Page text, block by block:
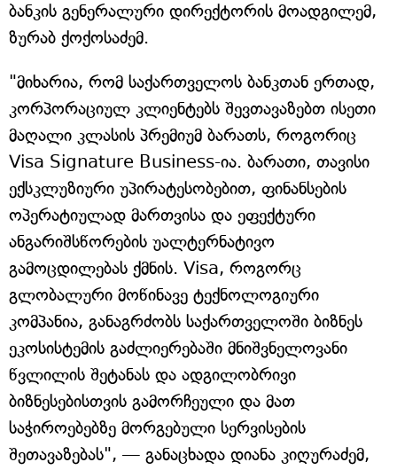
ბანკის გენერალური დირექტორის მოადგილემ,
ზურაბ ქოქოსაძემ.
"მიხარია, რომ საქართველოს ბანკთან ერთად,
კორპორაციულ კლიენტებს შევთავაზებთ ისეთი
მაღალი კლასის პრემიუმ ბარათს, როგორიც
Visa Signature Business-ია. ბარათი, თავისი
ექსკლუზიური უპირატესობებით, ფინანსების
ოპერატიულად მართვისა და ეფექტური
ანგარიშსწორების უალტერნატივო
გამოცდილებას ქმნის. Visa, როგორც
გლობალური მოწინავე ტექნოლოგიური
კომპანია, განაგრძობს საქართველოში ბიზნეს
ეკოსისტემის გაძლიერებაში მნიშვნელოვანი
წვლილის შეტანას და ადგილობრივი
ბიზნესებისთვის გამორჩეული და მათ
საჭიროებებზე მორგებული სერვისების
შეთავაზებას", — განაცხადა დიანა კიღურაძემ,